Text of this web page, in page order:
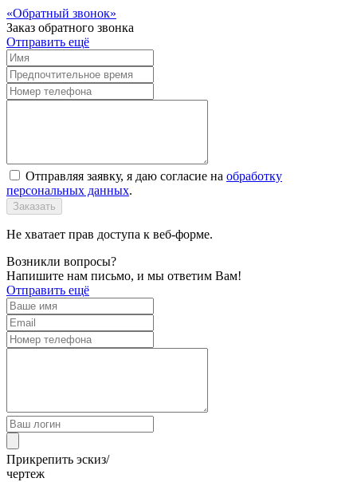
Обратный звонок
Заказ обратного звонка
Отправить ещё
Отправляя заявку, я даю согласие на обработку
персональных данных.
Заказать
Не хватает прав доступа к веб-форме.
Возникли вопросы?
Напишите нам письмо, и мы ответим Вам!
Отправить ещё
Прикрепить эскиз/
чертеж